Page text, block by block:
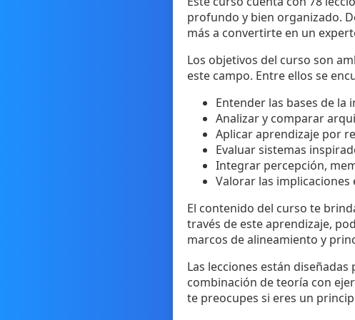
profundo y bien organizado.
más a convertirte en un
Los objetivos del curso son
este campo. Entre ellos se
Entender las bases de la
Analizar y comparar
Aplicar aprendizaje por
Evaluar sistemas
Integrar percepción,
Valorar las implicaciones
El contenido del curso te
través de este aprendizaje,
marcos de alineamiento y
Las lecciones están
combinación de teoría con
te preocupes si eres un